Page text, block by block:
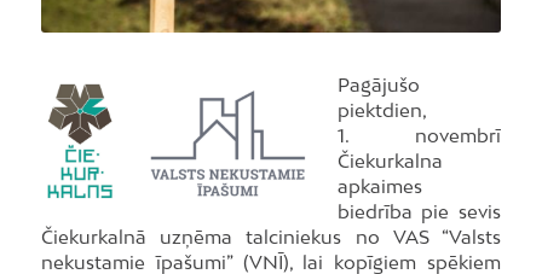
Pagājušo
piektdien,
1. novembrī
Čiekurkalna
apkaimes
biedrība pie sevis
Čiekurkalnā uzņēma talciniekus no VAS “Valsts
nekustamie īpašumi” (VNĪ), lai kopīgiem spēkiem